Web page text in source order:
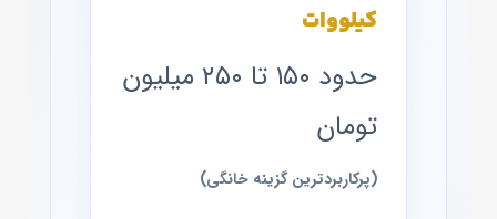
کیلووات
حدود ۱۵۰ تا ۲۵۰ میلیون
تومان
(پرکاربردترین گزینه خانگی)